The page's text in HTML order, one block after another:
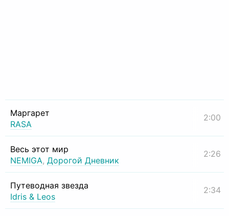
Маргарет
RASA
2:00
Весь этот мир
NEMIGA, Дорогой Дневник
2:26
Путеводная звезда
Idris & Leos
2:34